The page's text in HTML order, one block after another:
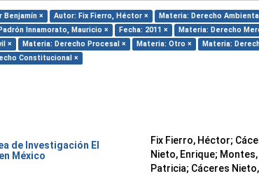
Benjamín × Autor: Fix Fierro, Héctor × Materia: Derecho
Innamorato, Mauricio × Fecha: 2011 ×
Materia: Derecho
× Materia: Derecho Procesal × Materia: Otro ×
Materia:
Constitucional ×
de Investigación El
México
Fix Fierro, Héctor;
Nieto, Enrique; Montes,
Patricia; Cáceres Nieto,